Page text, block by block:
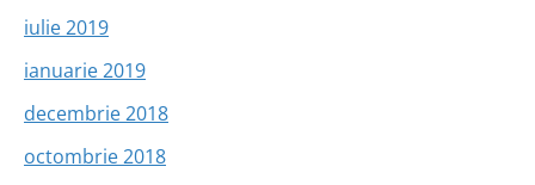
iulie 2019
ianuarie 2019
decembrie 2018
octombrie 2018